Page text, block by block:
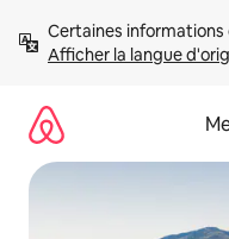
directement
Afficher la langue